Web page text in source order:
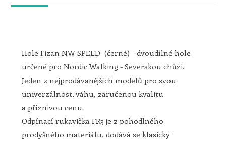
Hole Fizan NW SPEED (černé) – dvoudílné hole
určené pro Nordic Walking - Severskou chůzi.
Jeden z nejprodávanějších modelů pro svou
univerzálnost, váhu, zaručenou kvalitu
a příznivou cenu.
Odpínací rukavička FR3 je z pohodlného
prodyšného materiálu, dodává se klasicky